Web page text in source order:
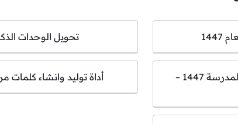
تحويل الوحدات
حساب عمر الطفل لدخول المدرسة 1447 –
أداة توليد وانشاء كلمات